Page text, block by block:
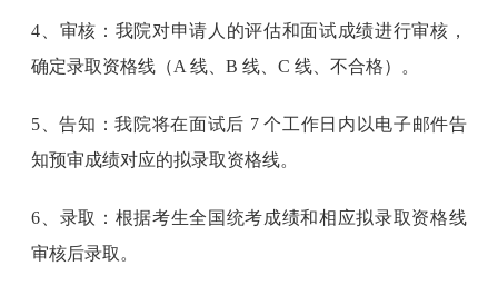
4、审核：我院对申请人的评估和面试成绩进行审核，
确定录取资格线（A 线、B 线、C 线、不合格）。
5、告知：我院将在面试后 7 个工作日内以电子邮件告
知预审成绩对应的拟录取资格线。
6、录取：根据考生全国统考成绩和相应拟录取资格线
审核后录取。